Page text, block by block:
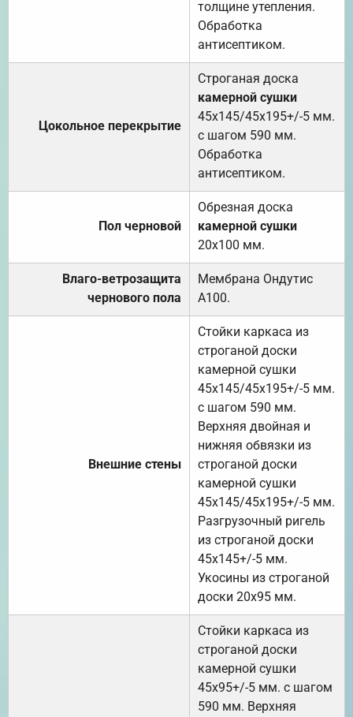
толщине утепления.
Обработка
антисептиком.
Цокольное перекрытие
Строганая доска
камерной сушки
45х145/45х195+/-5 мм.
с шагом 590 мм.
Обработка
антисептиком.
Пол черновой
Обрезная доска
камерной сушки
20х100 мм.
Влаго-ветрозащита
чернового пола
Мембрана Ондутис
А100.
Внешние стены
Стойки каркаса из
строганой доски
камерной сушки
45х145/45х195+/-5 мм.
с шагом 590 мм.
Верхняя двойная и
нижняя обвязки из
строганой доски
камерной сушки
45х145/45х195+/-5 мм.
Разгрузочный ригель
из строганой доски
45х145+/-5 мм.
Укосины из строганой
доски 20х95 мм.
Стойки каркаса из
строганой доски
камерной сушки
45х95+/-5 мм. с шагом
590 мм. Верхняя